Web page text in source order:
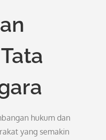
hukum dan
yang semakin